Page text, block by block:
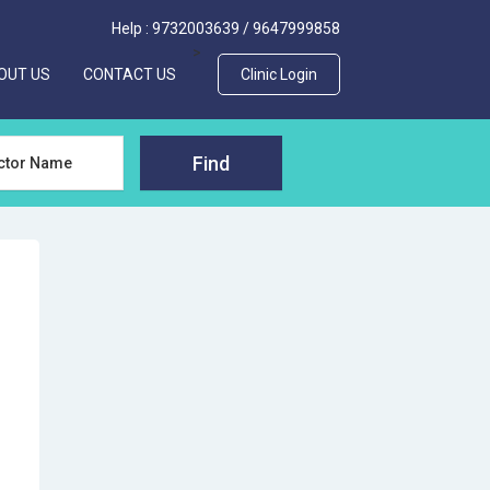
Help : 9732003639 /9647999858
US CONTACT US
>
Clinic Login
Find